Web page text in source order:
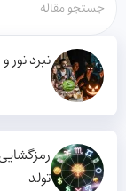
نبرد
تولد